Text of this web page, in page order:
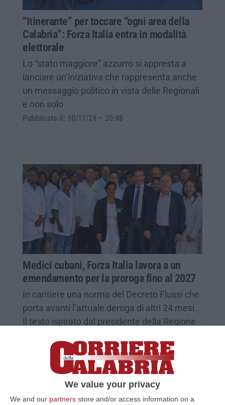
We value your privacy
We and our partners store and/or access information on a
“Itinerante” per toccare “ogni area della
Calabria”: Forza Italia entra in modalità
elettorale
Lo “stato maggiore” azzurro si appresta a
lanciare un’iniziativa che rappresenta anche
un messaggio politico in vista delle Regionali
e non solo
Pubblicato il: 10/11/24 – 20:48
Medici cubani, Forza Italia lavora a un
emendamento per la proroga fino al 2027
In cantiere una norma del Decreto Flussi che
porta avanti l’attuale deroga di altri 24 mesi.
Il testo ispirato dal presidente della Regione
Pubblicato il: 02/11/24 – 7:43